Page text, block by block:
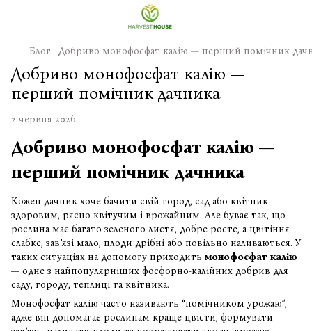
Блог Добриво монофосфат калію — перший помічник
Добриво монофосфат калію —
перший помічник дачника
2 червня 2026
Добриво монофосфат калію —
перший помічник дачника
Кожен дачник хоче бачити свій город, сад або квітник
здоровим, рясно квітучим і врожайним. Але буває так, що
рослина має багато зеленого листя, добре росте, а цвітіння
слабке, зав’язі мало, плоди дрібні або повільно наливаються. У
таких ситуаціях на допомогу приходить монофосфат калію
— одне з найпопулярніших фосфорно-калійних добрив для
саду, городу, теплиці та квітника.
Монофосфат калію часто називають “помічником урожаю”,
адже він допомагає рослинам краще цвісти, формувати